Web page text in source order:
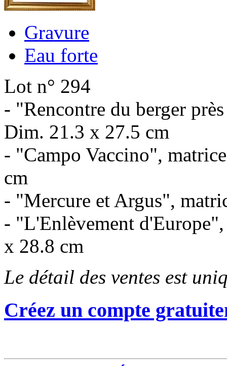
Gravure
Eau forte
Lot n° 294
- "Rencontre du berger
Dim. 21.3 x 27.5 cm
- "Campo Vaccino",
cm
- "Mercure et Argus",
- "L'Enlèvement
x 28.8 cm
Le détail des ventes est
Créez un compte